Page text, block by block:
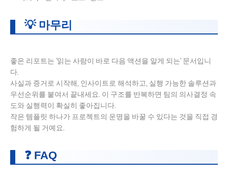
💡 마무리
좋은 리포트는 ‘읽는 사람이 바로 다음 액션을 알게 되는’ 문서입니
다.
사실과 증거로 시작해, 인사이트로 해석하고, 실행 가능한 솔루션과
우선순위를 붙여서 끝내세요. 이 구조를 반복하면 팀의 의사결정 속
도와 실행력이 확실히 좋아집니다.
작은 템플릿 하나가 프로젝트의 운명을 바꿀 수 있다는 것을 직접 경
험하게 될 거예요.
❓ FAQ